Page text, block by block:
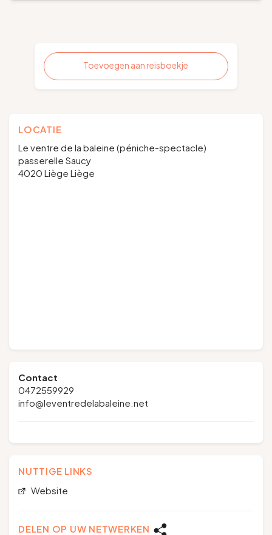
Toevoegen aan reisboekje
LOCATIE
Le ventre de la baleine (péniche-spectacle)
passerelle Saucy
4020 Liège Liège
Contact
0472559929
info@leventredelabaleine.net
NUTTIGE LINKS
Website
DELEN OP UW NETWERKEN